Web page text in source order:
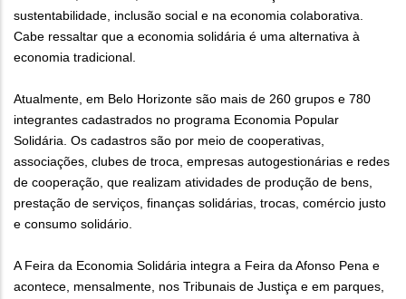
sustentabilidade, inclusão social e na economia colaborativa.
Cabe ressaltar que a economia solidária é uma alternativa à
economia tradicional.
Atualmente, em Belo Horizonte são mais de 260 grupos e 780
integrantes cadastrados no programa Economia Popular
Solidária. Os cadastros são por meio de cooperativas,
associações, clubes de troca, empresas autogestionárias e redes
de cooperação, que realizam atividades de produção de bens,
prestação de serviços, finanças solidárias, trocas, comércio justo
e consumo solidário.
A Feira da Economia Solidária integra a Feira da Afonso Pena e
acontece, mensalmente, nos Tribunais de Justiça e em parques,